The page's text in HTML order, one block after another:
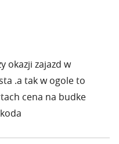
okazji zajazd w
.a tak w ogole to
cena na budke